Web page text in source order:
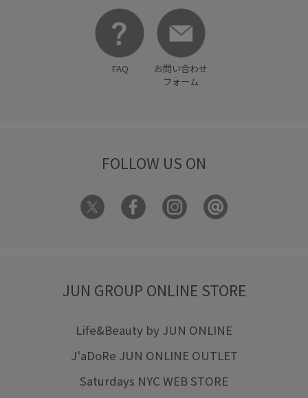
FAQ
お問い合わせ
フォーム
FOLLOW US ON
JUN GROUP ONLINE STORE
Life&Beauty by JUN ONLINE
J'aDoRe JUN ONLINE OUTLET
Saturdays NYC WEB STORE